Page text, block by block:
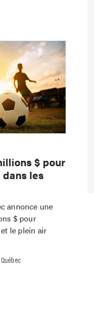
$ pour
les
annonce une
$ pour
le plein air